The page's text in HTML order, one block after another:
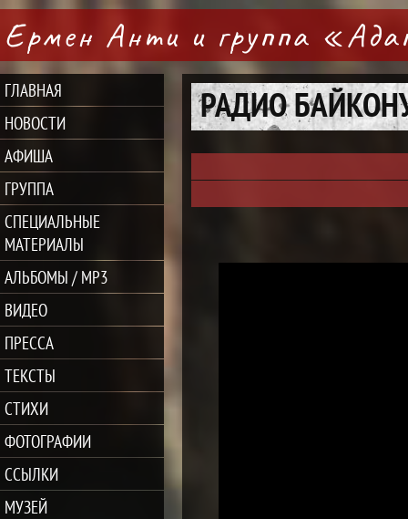
Ермен Анти и группа
ГЛАВНАЯ
НОВОСТИ
АФИША
ГРУППА
СПЕЦИАЛЬНЫЕ
МАТЕРИАЛЫ
АЛЬБОМЫ / MP3
ВИДЕО
ПРЕССА
ТЕКСТЫ
СТИХИ
ФОТОГРАФИИ
ССЫЛКИ
МУЗЕЙ
РАДИО